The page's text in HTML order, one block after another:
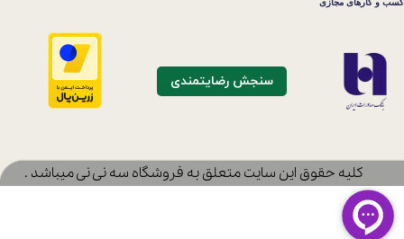
سنجش رضایتمندی
​کلیه حقوق این سایت متعلق به فروشگاه سه نی نی میباشد .